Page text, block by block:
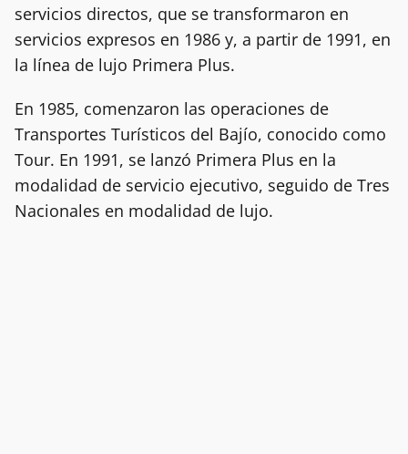
servicios directos, que se transformaron en
servicios expresos en 1986 y, a partir de 1991, en
la línea de lujo Primera Plus.
En 1985, comenzaron las operaciones de
Transportes Turísticos del Bajío, conocido como
Tour. En 1991, se lanzó Primera Plus en la
modalidad de servicio ejecutivo, seguido de Tres
Nacionales en modalidad de lujo.